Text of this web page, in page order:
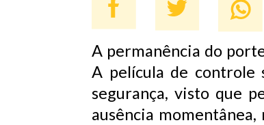
A permanência do
A película de controle
segurança, visto que
ausência